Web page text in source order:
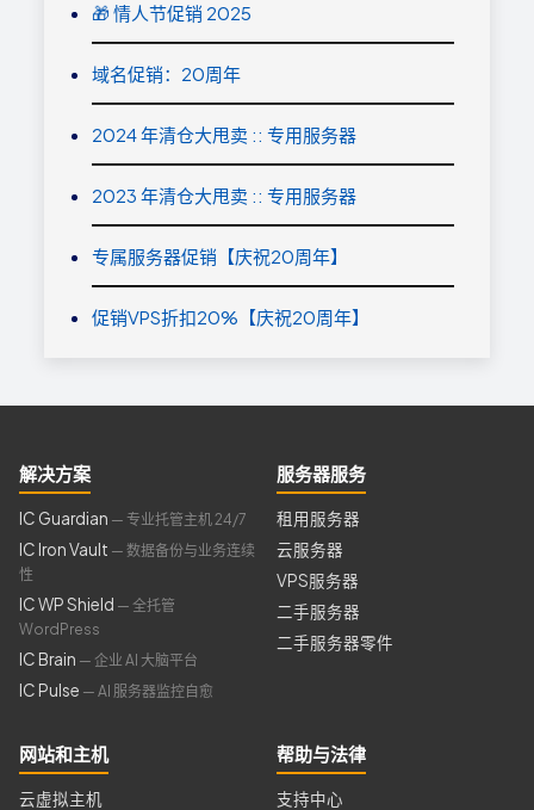
🎁 情人节促销 2025
域名促销：20周年
2024 年清仓大甩卖 :: 专用服务器
2023 年清仓大甩卖 :: 专用服务器
专属服务器促销【庆祝20周年】
促销VPS折扣20%【庆祝20周年】
解决方案
IC Guardian — 专业托管主机 24/7
IC Iron Vault — 数据备份与业务连续
性
IC WP Shield — 全托管
WordPress
IC Brain — 企业 AI 大脑平台
IC Pulse — AI 服务器监控自愈
服务器服务
租用服务器
云服务器
VPS服务器
二手服务器
二手服务器零件
网站和主机
云虚拟主机
帮助与法律
支持中心